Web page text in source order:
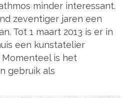
minder interessant.
zeventiger jaren een
Tot 1 maart 2013 is er in
een kunstatelier
is het
gebruik als